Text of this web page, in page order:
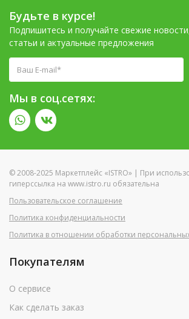
Будьте в курсе!
Подпишитесь и получайте свежие
статьи и актуальные предложения
Мы в соц.сетях:
© 2008-2025 Маркетплейс «ISTRO» | При
гиперссылка на www.istro.ru обязательна
Пользовательское соглашение
Политика конфиденциальности
Политика в отношении обработки
Покупателям
О сервисе
Как сделать заказ